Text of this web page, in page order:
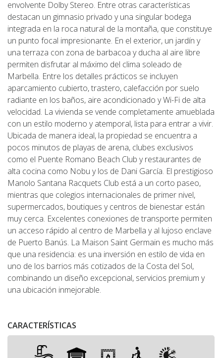
envolvente Dolby Stereo. Entre otras características
destacan un gimnasio privado y una singular bodega
integrada en la roca natural de la montaña, que constituye
un punto focal impresionante. En el exterior, un jardín y
una terraza con zona de barbacoa y ducha al aire libre
permiten disfrutar al máximo del clima soleado de
Marbella. Entre los detalles prácticos se incluyen
aparcamiento cubierto, trastero, calefacción por suelo
radiante en los baños, aire acondicionado y Wi-Fi de alta
velocidad. La vivienda se vende completamente amueblada
con un estilo moderno y atemporal, lista para entrar a vivir.
Ubicada de manera ideal, la propiedad se encuentra a
pocos minutos de playas de arena, clubes exclusivos
como el Puente Romano Beach Club y restaurantes de
alta cocina como Nobu y los de Dani García. El prestigioso
Manolo Santana Racquets Club está a un corto paseo,
mientras que colegios internacionales de primer nivel,
supermercados, boutiques y centros de bienestar están
muy cerca. Excelentes conexiones de transporte permiten
un acceso rápido al centro de Marbella y al lujoso enclave
de Puerto Banús. La Maison Saint Germain es mucho más
que una residencia: es una inversión en estilo de vida en
uno de los barrios más cotizados de la Costa del Sol,
combinando un diseño excepcional, servicios premium y
una ubicación inmejorable.
CARACTERÍSTICAS